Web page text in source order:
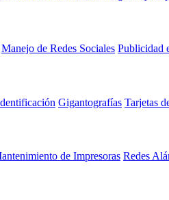
Manejo de Redes Sociales Publicidad
Gigantografías Tarjetas
de Impresoras Redes